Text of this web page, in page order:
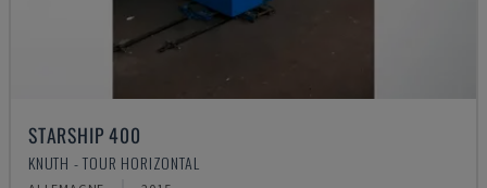
STARSHIP 400
KNUTH - TOUR HORIZONTAL